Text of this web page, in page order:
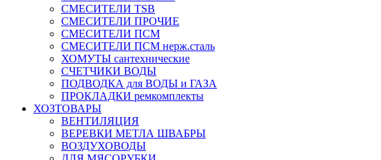
СМЕСИТЕЛИ TSB
СМЕСИТЕЛИ ПРОЧИЕ
СМЕСИТЕЛИ ПСМ
СМЕСИТЕЛИ ПСМ нерж.сталь
ХОМУТЫ сантехнические
СЧЕТЧИКИ ВОДЫ
ПОДВОДКА для ВОДЫ и ГАЗА
ПРОКЛАДКИ ремкомплекты
ХОЗТОВАРЫ
ВЕНТИЛЯЦИЯ
ВЕРЕВКИ МЕТЛА ШВАБРЫ
ВОЗДУХОВОДЫ